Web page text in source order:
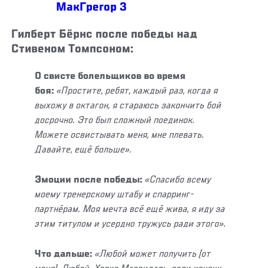
МакГрегор 3
Гилберт Бёрнс после победы над
Стивеном Томпсоном:
О свисте болельщиков во время
боя:«Простите, ребят, каждый раз, когда я
выхожу в октагон, я стараюсь закончить бой
досрочно. Это был сложный поединок.
Можете освистывать меня, мне плевать.
Давайте, ещё больше».
Эмоции после победы:«Спасибо всему
моему тренерскому штабу и спарринг-
партнёрам. Моя мечта всё ещё жива, я иду за
этим титулом и усердно тружусь ради этого».
Что дальше:«Любой может получить [от